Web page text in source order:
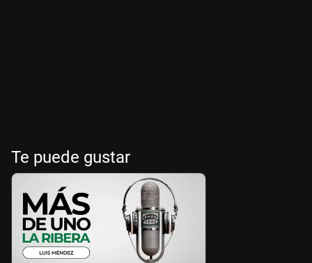
Te puede gustar